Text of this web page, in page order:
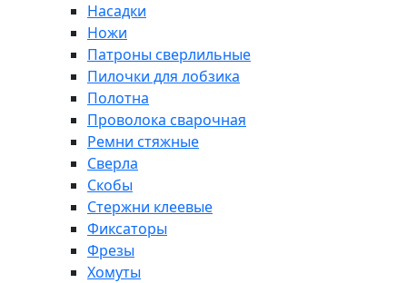
Насадки
Ножи
Патроны сверлильные
Пилочки для лобзика
Полотна
Проволока сварочная
Ремни стяжные
Сверла
Скобы
Стержни клеевые
Фиксаторы
Фрезы
Хомуты